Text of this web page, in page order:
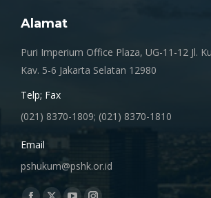
Alamat
Puri Imperium Office Plaza, UG-11-12 Jl.
Kav. 5-6 Jakarta Selatan 12980
Telp; Fax
(021) 8370-1809; (021) 8370-1810
Email
pshukum@pshk.or.id
Find us on: